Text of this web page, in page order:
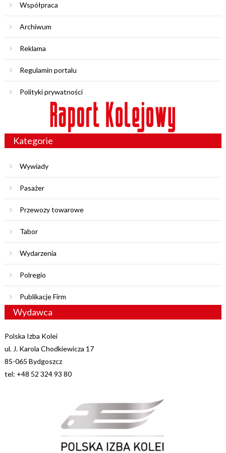
Współpraca
Archiwum
Reklama
Regulamin portalu
Polityki prywatności
Kategorie
Wywiady
Pasażer
Przewozy towarowe
Tabor
Wydarzenia
Polregio
Publikacje Firm
Wydawca
Polska Izba Kolei
ul. J. Karola Chodkiewicza 17
85-065 Bydgoszcz
tel: +48 52 324 93 80